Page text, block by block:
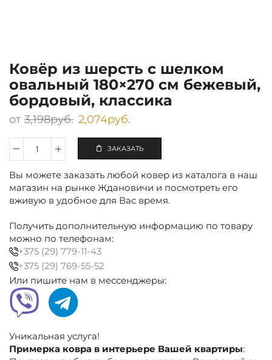
Ковёр из шерсть с шелком
овальный 180×270 см бежевый,
бордовый, классика
от 3,198руб. 2,074руб.
Количество
из
шерсть
с
шелком
180×270
см
бежевый,
бордовый,
классика
ЗАКАЗАТЬ
Вы можете заказать любой ковер из каталога в наш
магазин на рынке Ждановичи и посмотреть его
вживую в удобное для Вас время.
Получить дополнительную информацию по товару
можно по телефонам:
+375 (29) 779-11-43
+375 (29) 769-55-52
Или пишите нам в мессенджеры:
Уникальная услуга!
Примерка ковра в интерьере Вашей квартиры: